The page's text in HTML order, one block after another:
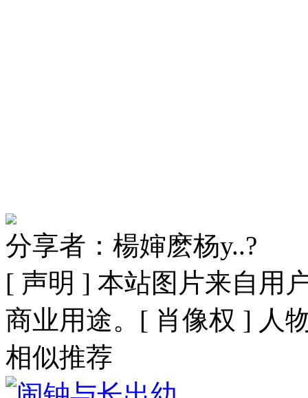
分享者：楊婶麽杨y..?
[ 声明 ] 本站图片来自用
商业用途。[ 肖像权 ] 人
相似推荐